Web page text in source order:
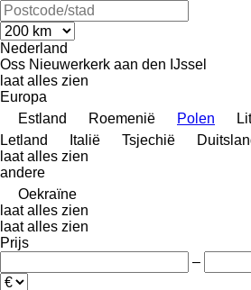
Nederland
Oss Nieuwerkerk aan den IJssel
laat alles zien
Europa
Estland
Roemenië Polen
Letland
Italië Tsjechië
laat alles zien
andere
Oekraïne
laat alles zien
laat alles zien
Prijs
–